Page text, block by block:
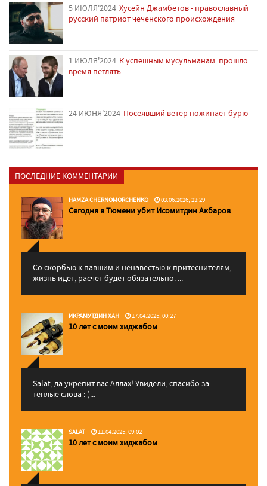
5 ИЮЛЯ'2024 Хусейн Джамбетов - православный
русский патриот чеченского происхождения
1 ИЮЛЯ'2024 К успешным мусульманам: прошло
время петлять
24 ИЮНЯ'2024 Посеявший ветер пожинает бурю
ПОСЛЕДНИЕ КОММЕНТАРИИ
HAMZA CHERNOMORCHENKO 03.06.2026, 23:29
Сегодня в Тюмени убит Исомитдин Акбаров
Со скорбью к павшим и ненавестью к притеснителям,
жизнь идет, расчет будет обязательно. ...
ИКРАМУТДИН ХАН 17.04.2025, 00:27
10 лет с моим хиджабом
Salat, да укрепит вас Аллаx! Увидели, спасибо за
теплые слова :-)...
SALAT 11.04.2025, 09:02
10 лет с моим хиджабом